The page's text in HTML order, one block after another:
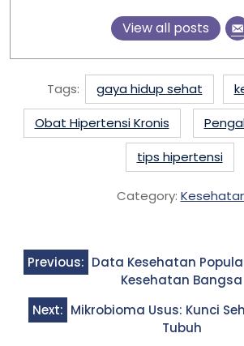
View all posts
Tags: gaya hidup sehat
Obat Hipertensi Kronis
tips hipertensi
Category:
Post
navigation
Previous: Data Kesehatan
Kesehatan Bangsa
Next: Mikrobioma Usus: Kunci
Tubuh